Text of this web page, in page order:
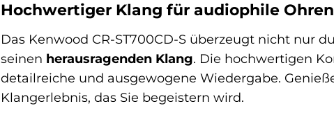
Hochwertiger Klang für audiophile Ohren
Das Kenwood CR-ST700CD-S überzeugt nicht nur
seinen herausragenden Klang. Die hochwertigen
detailreiche und ausgewogene Wiedergabe.
Klangerlebnis, das Sie begeistern wird.